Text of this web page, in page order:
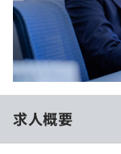
法人向けプラン
学校向けプラン
契約内容・クーポン
求人概要